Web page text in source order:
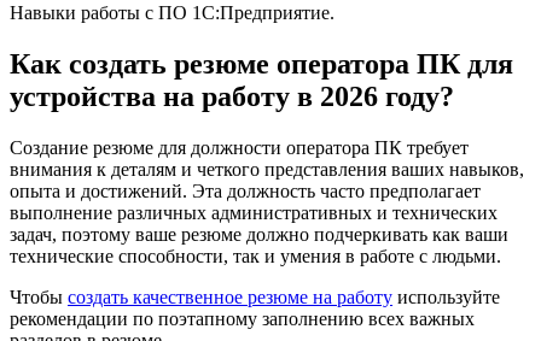
Навыки работы с ПО 1С:Предприятие.
Как создать резюме оператора ПК для
устройства на работу в 2026 году?
Создание резюме для должности оператора ПК требует
внимания к деталям и четкого представления ваших навыков,
опыта и достижений. Эта должность часто предполагает
выполнение различных административных и технических
задач, поэтому ваше резюме должно подчеркивать как ваши
технические способности, так и умения в работе с людьми.
Чтобы создать качественное резюме на работу используйте
рекомендации по поэтапному заполнению всех важных